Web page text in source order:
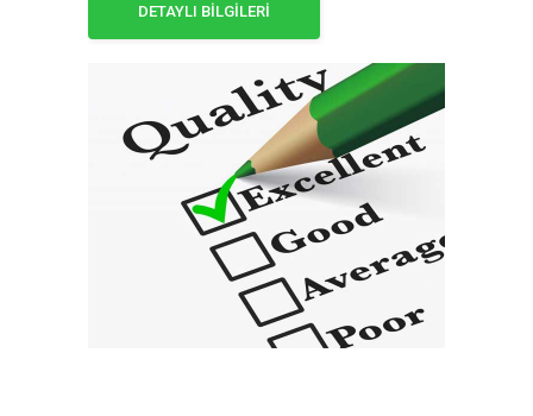
DETAYLI BİLGİLERİ